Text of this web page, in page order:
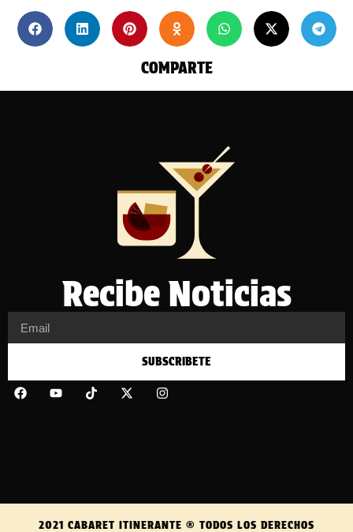
COMPARTE
Recibe Noticias
SUBSCRIBETE
2021 CABARET ITINERANTE ® TODOS LOS DERECHOS